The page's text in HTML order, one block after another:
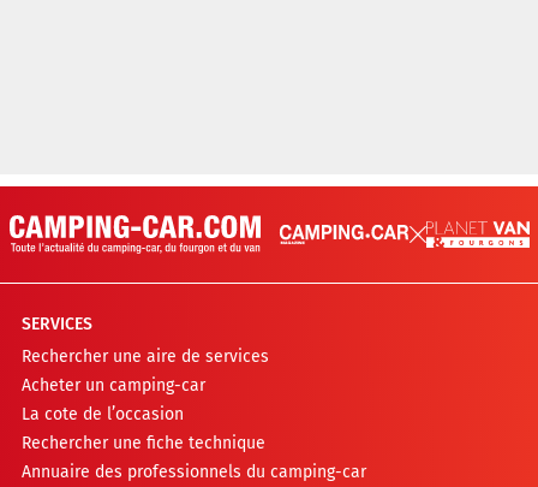
SERVICES
Rechercher une aire de services
Acheter un camping-car
La cote de l’occasion
Rechercher une fiche technique
Annuaire des professionnels du camping-car